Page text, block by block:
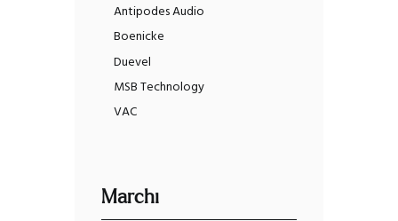
Antipodes Audio
Boenicke
Duevel
MSB Technology
VAC
Marchi